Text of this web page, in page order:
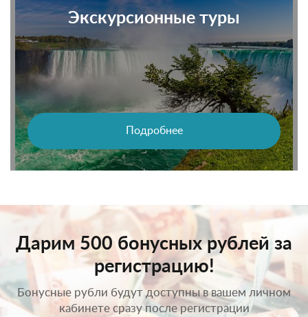
Экскурсионные туры
Подробнее
Дарим 500 бонусных рублей за
регистрацию!
Бонусные рубли будут доступны в вашем личном
кабинете сразу после регистрации